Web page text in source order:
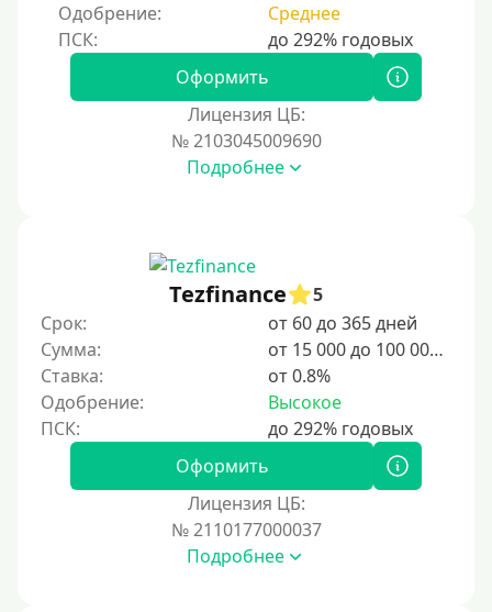
Одобрение:
Среднее
Оформить
Лицензия ЦБ:
№ 2103045009690
Подробнее
Tezfinance
5
Срок:
от 60 до 365 дней
Сумма:
от 15 000 до 100 000 ₽
Ставка:
от 0.8%
Одобрение:
Высокое
Оформить
Лицензия ЦБ:
№ 2110177000037
Подробнее